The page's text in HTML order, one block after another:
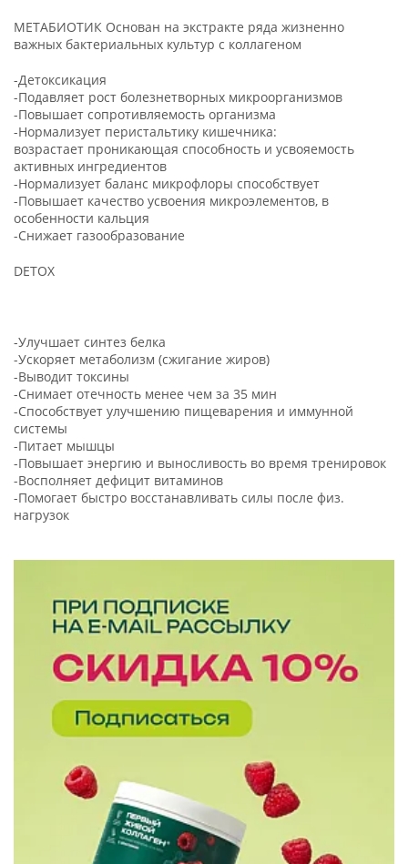
МЕТАБИОТИК Основан на экстракте ряда жизненно
важных бактериальных культур с коллагеном
-Детоксикация
-Подавляет рост болезнетворных микроорганизмов
-Повышает сопротивляемость организма
-Нормализует перистальтику кишечника:
возрастает проникающая способность и усвояемость
активных ингредиентов
-Нормализует баланс микрофлоры способствует
-Повышает качество усвоения микроэлементов, в
особенности кальция
-Снижает газообразование
DETOX
-Улучшает синтез белка
-Ускоряет метаболизм (сжигание жиров)
-Выводит токсины
-Снимает отечность менее чем за 35 мин
-Способствует улучшению пищеварения и иммунной
системы
-Питает мышцы
-Повышает энергию и выносливость во время тренировок
-Восполняет дефицит витаминов
-Помогает быстро восстанавливать силы после физ.
нагрузок